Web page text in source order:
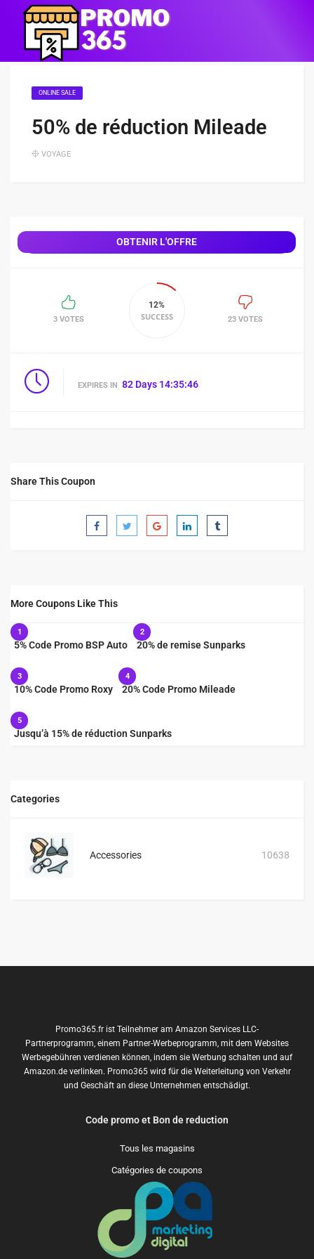
ONLINE SALE
50% de réduction Mileade
VOYAGE
OBTENIR L'OFFRE
3 VOTES
12%
SUCCESS 23 VOTES
EXPIRES IN 82 Days 14:35:46
Share This Coupon
More Coupons Like This
1
5% Code Promo BSP Auto
2
20% de remise Sunparks
3
10% Code Promo Roxy
4
20% Code Promo Mileade
5
Jusqu’à 15% de réduction Sunparks
Categories
Accessories 10638
Promo365.fr ist Teilnehmer am Amazon Services LLC-
Partnerprogramm, einem Partner-Werbeprogramm, mit dem Websites
Werbegebühren verdienen können, indem sie Werbung schalten und auf
Amazon.de verlinken. Promo365 wird für die Weiterleitung von Verkehr
und Geschäft an diese Unternehmen entschädigt.
Code promo et Bon de reduction
Tous les magasins
Catégories de coupons